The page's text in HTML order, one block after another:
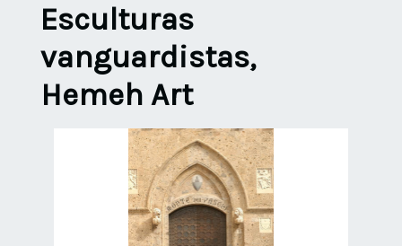
Esculturas
vanguardistas,
Hemeh Art